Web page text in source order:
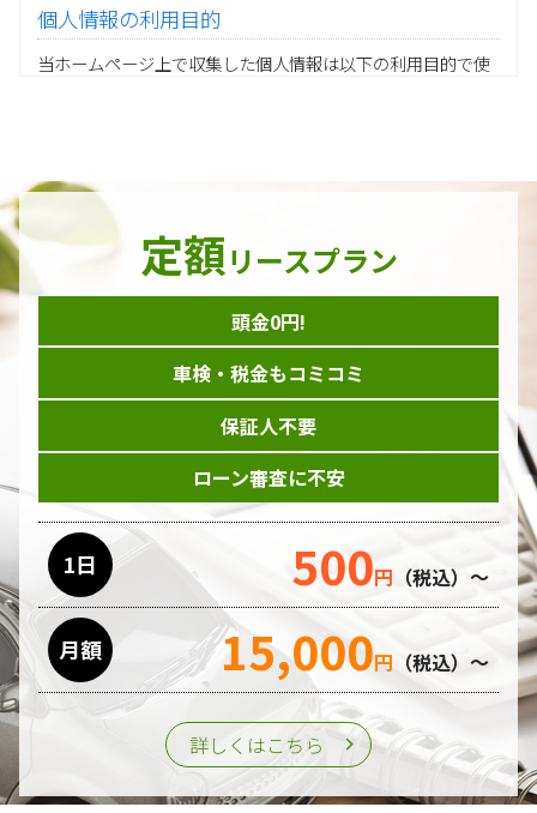
個人情報の利用目的
当ホームページ上で収集した個人情報は以下の利用目的で使
当グループの業務に従事する協力会社様担当者の識別
当グループ内で共同利用する人事関連システムの運用
ダイレクトメール等を利用したアンケート・キャンペーン
などの意見・情報の調査
当ホームページはサービスに関するお問い合わせやご質問、
資料のご請求や各サービス等のお申し込みなど、当ホームペ
ージのサービス提供過程で、氏名、連絡先、勤務先等の個人
情報を書面、電子媒体、ウェブ等を介して収集致します。
委託先の管理･監督
利用目的の遂行のために業務を委託する場合、個人情報の取
り扱いに関する委託先の適正な管理・監督をおこないます。
第三者への提供
個人情報は、ご本人の同意を得た場合または法令の定めがあ
る場合を除き、第三者に提供することはいたしません。
個人情報の管理
定額リースプラン
頭金0円!
車検・税金もコミコミ
保証人不要
ローン審査に不安
1日 500円 （税込）～
月額 15,000円 （税込）～
詳しくはこちら